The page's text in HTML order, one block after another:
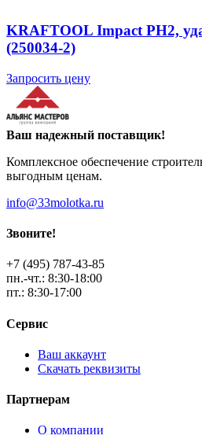
KRAFTOOL Impact PH2,
(250034-2)
Запросить цену
Ваш надежный поставщик!
Комплексное обеспечение
выгодным ценам.
info@33molotka.ru
Звоните!
+7 (495) 787-43-85
пн.-чт.: 8:30-18:00
пт.: 8:30-17:00
Сервис
Ваш аккаунт
Скачать реквизиты
Партнерам
О компании